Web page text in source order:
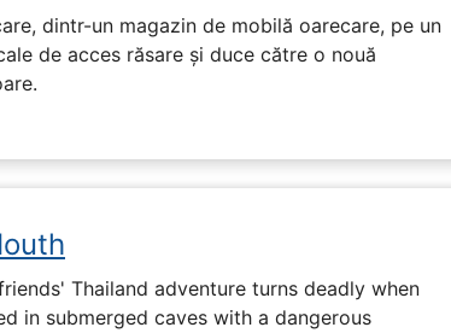
dintr-un magazin de mobilă oarecare, pe un
de acces răsare și duce către o nouă
Thailand adventure turns deadly when
in submerged caves with a dangerous